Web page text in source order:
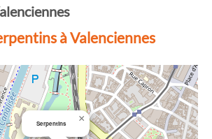
à Valenciennes
Serpentins ×